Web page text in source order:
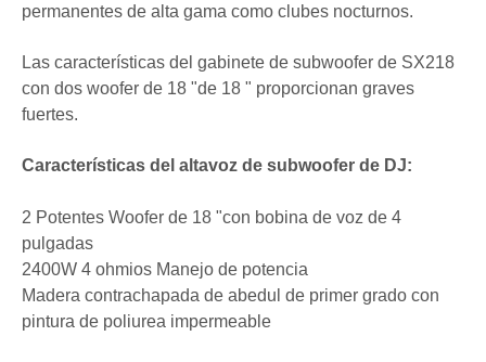
permanentes de alta gama como clubes nocturnos.
Las características del gabinete de subwoofer de SX218
con dos woofer de 18 "de 18 " proporcionan graves
fuertes.
Características del altavoz de subwoofer de DJ:
2 Potentes Woofer de 18 "con bobina de voz de 4
pulgadas
2400W 4 ohmios Manejo de potencia
Madera contrachapada de abedul de primer grado con
pintura de poliurea impermeable